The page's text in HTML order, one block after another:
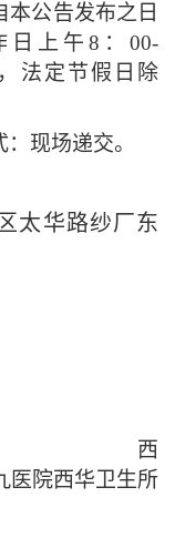
本公告发布之日
日上午8：00-
法定节假日除
现场递交。
太华路纱厂东
西
医院西华卫生所